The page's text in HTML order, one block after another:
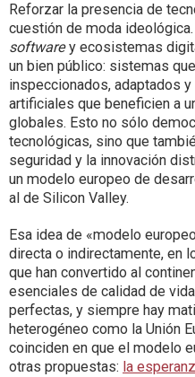
Reforzar la presencia de
cuestión de moda
softwarey ecosistemas
un bien público: sistemas
inspeccionados, adaptados
artificiales que beneficien a
globales. Esto no sólo
tecnológicas, sino que
seguridad y la innovación
un modelo europeo de
al de Silicon Valley.
Esa idea de «modelo
directa o indirectamente, en
que han convertido al
esenciales de calidad de
perfectas, y siempre hay
heterogéneo como la Unión
coinciden en que el modelo
otras propuestas: la